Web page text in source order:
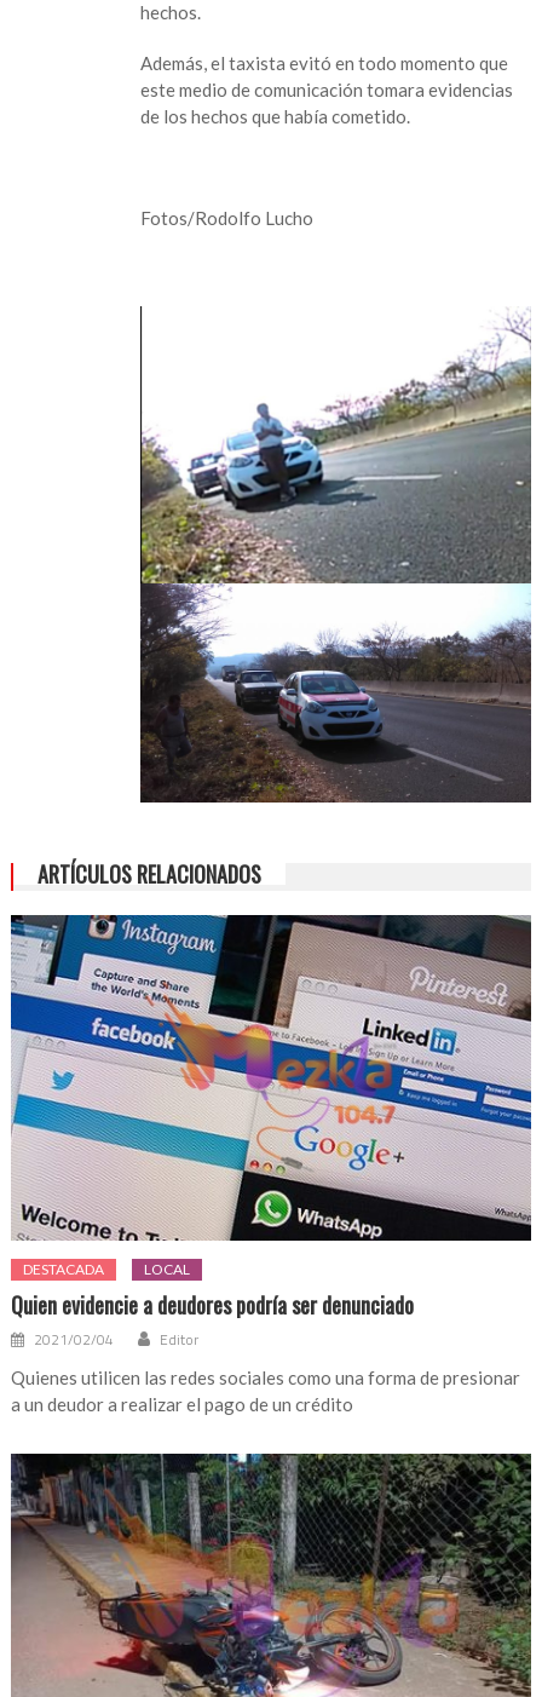
hechos.
Además, el taxista evitó en todo momento que
este medio de comunicación tomara evidencias
de los hechos que había cometido.
Fotos/Rodolfo Lucho
ARTÍCULOS RELACIONADOS
DESTACADA LOCAL
Quien evidencie a deudores podría ser denunciado
2021/02/04 Editor
Quienes utilicen las redes sociales como una forma de presionar
a un deudor a realizar el pago de un crédito